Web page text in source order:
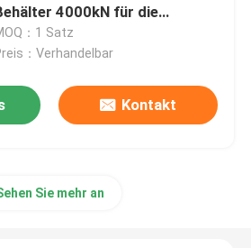
4000kN für die
von Großschrott
：1 Satz
：Verhandelbar
Kontakt
Sie mehr an